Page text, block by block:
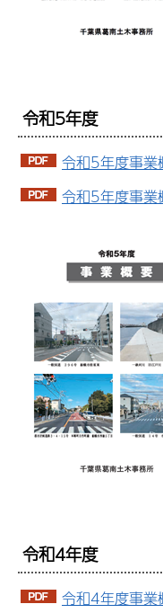
令和5年度
令和5年度事
令和5年度事
令和4年度
令和4年度事